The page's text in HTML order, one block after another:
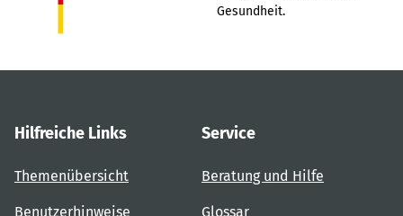
Gesundheit.
Hilfreiche Links
Themenübersicht
Benutzerhinweise
Service
Beratung und Hilfe
Glossar